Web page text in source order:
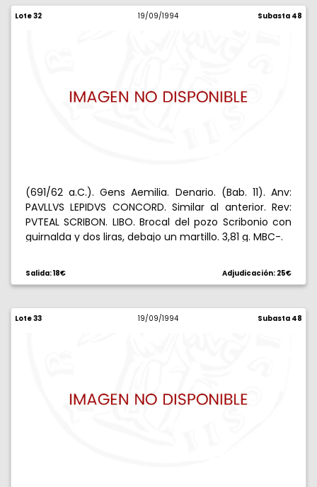
Lote 32 19/09/1994 Subasta 48
(691/62 a.C.). Gens Aemilia. Denario. (Bab. 11). Anv:
PAVLLVS LEPIDVS CONCORD. Similar al anterior. Rev:
PVTEAL SCRIBON. LIBO. Brocal del pozo Scribonio con
guirnalda y dos liras, debajo un martillo. 3,81 g. MBC-.
Salida: 18€ Adjudicación: 25€
Lote 33 19/09/1994 Subasta 48